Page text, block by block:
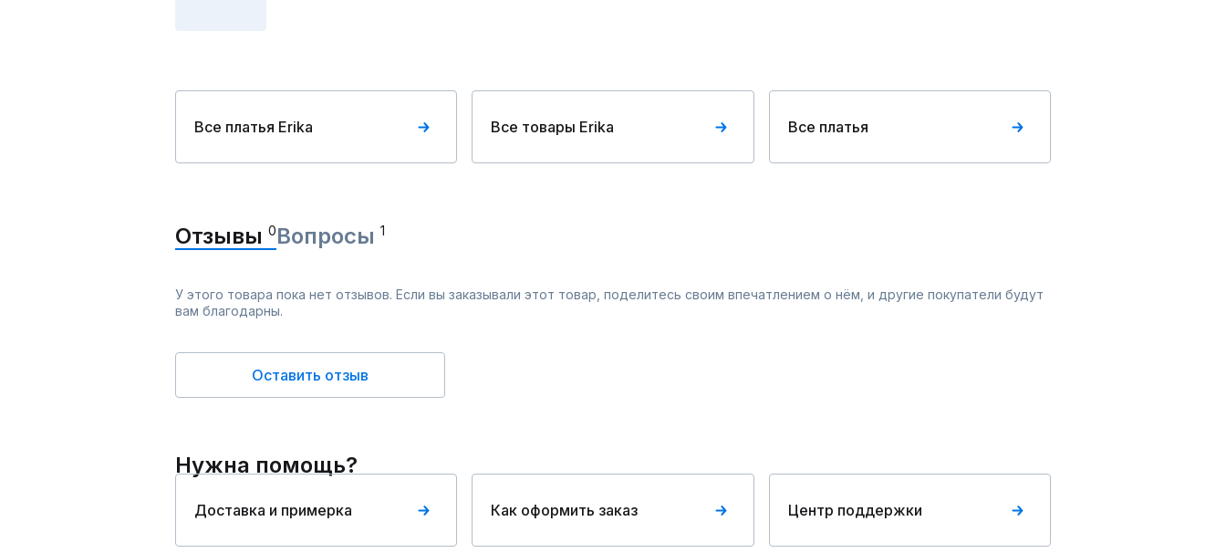
Все платья Erika Все товары Erika Все платья
Отзывы 0Вопросы 1
У этого товара пока нет отзывов. Если вы заказывали этот товар, поделитесь своим впечатлением о нём, и другие покупатели будут
вам благодарны.
Оставить отзыв
Нужна помощь?
Доставка и примерка Как оформить заказ Центр поддержки